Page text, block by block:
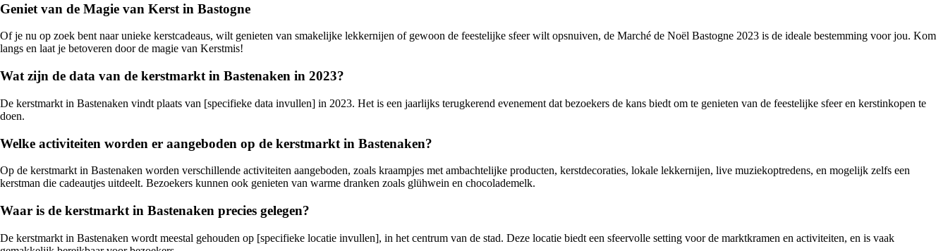
Geniet van de Magie van Kerst in Bastogne
Of je nu op zoek bent naar unieke kerstcadeaus, wilt genieten van smakelijke lekkernijen of gewoon de feestelijke sfeer wilt opsnuiven, de Marché de Noël Bastogne 2023 is de ideale bestemming voor jou. Kom
langs en laat je betoveren door de magie van Kerstmis!
Wat zijn de data van de kerstmarkt in Bastenaken in 2023?
De kerstmarkt in Bastenaken vindt plaats van [specifieke data invullen] in 2023. Het is een jaarlijks terugkerend evenement dat bezoekers de kans biedt om te genieten van de feestelijke sfeer en kerstinkopen te
doen.
Welke activiteiten worden er aangeboden op de kerstmarkt in Bastenaken?
Op de kerstmarkt in Bastenaken worden verschillende activiteiten aangeboden, zoals kraampjes met ambachtelijke producten, kerstdecoraties, lokale lekkernijen, live muziekoptredens, en mogelijk zelfs een
kerstman die cadeautjes uitdeelt. Bezoekers kunnen ook genieten van warme dranken zoals glühwein en chocolademelk.
Waar is de kerstmarkt in Bastenaken precies gelegen?
De kerstmarkt in Bastenaken wordt meestal gehouden op [specifieke locatie invullen], in het centrum van de stad. Deze locatie biedt een sfeervolle setting voor de marktkramen en activiteiten, en is vaak